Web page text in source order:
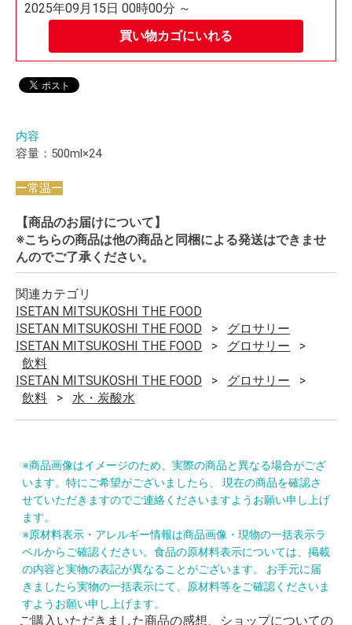
買い物カゴにいれる
2025年09月15日 00時00分 ～
内容
容量：500ml×24
ー常温ー
【商品のお届けについて】
※こちらの商品は他の商品と同梱による発送はできませ
んのでご了承ください。
関連カテゴリ
ISETAN MITSUKOSHI THE FOOD
ISETAN MITSUKOSHI THE FOOD
グロサリー
ISETAN MITSUKOSHI THE FOOD
グロサリー
飲料
ISETAN MITSUKOSHI THE FOOD
グロサリー
飲料
水・炭酸水
※商品画像はイメージのため、実際の商品と異なる場合がござ
います。特にご希望がございましたら、 現在の商品を確認さ
せていただきますのでご連絡くださいますようお願い申し上げ
ます。
※原材料表示・アレルギー情報は商品画像・現物の一括表示ラ
ベルからご確認ください。食品の原材料表示については、掲載
の内容と実物の表記が異なることがございます。 お手元に届
きましたら実物の一括表示にて、原材料等をご確認くださいま
すようお願い申し上げます。
ご購入いただきました商品の感想、ショップについての